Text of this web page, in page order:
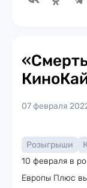
07 февраля
Розыгрыши
10 февраля в
Европы Плюс